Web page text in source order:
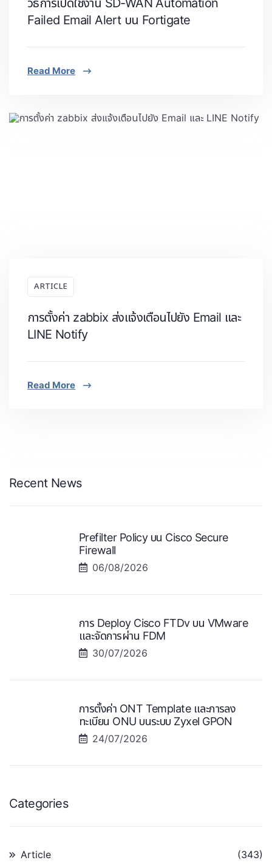
วิธีการเปิดใช้งาน SD-WAN Automation
Failed Email Alert บน Fortigate
Read More
ARTICLE
การตั้งค่า zabbix ส่งแจ้งเตือนไปยัง Email และ
LINE Notify
Read More
Recent News
Prefilter Policy บน Cisco Secure
Firewall
06/08/2026
การ Deploy Cisco FTDv บน VMware
และจัดการผ่าน FDM
30/07/2026
การตั้งค่า ONT Template และการลง
ทะเบียน ONU บนระบบ Zyxel GPON
24/07/2026
Categories
Article (343)